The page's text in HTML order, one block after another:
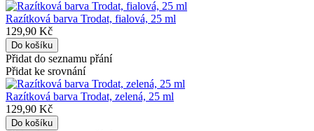
Razítková barva Trodat, fialová, 25 ml
129,90 Kč
Přidat do seznamu přání
Přidat ke srovnání
Razítková barva Trodat, zelená, 25 ml
129,90 Kč